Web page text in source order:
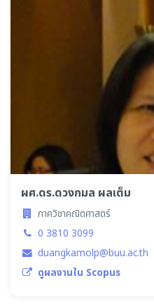
ผศ.ดร.ดวงกมล ผลเต็ม
ภาควิชาคณิตศาสตร์
0 3810 3099
duangkamolp@buu.ac.th
ดูผลงานใน Scopus